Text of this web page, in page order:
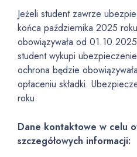
Jeżeli student zawrze
końca października 2025
obowiązywała od
student wykupi
ochrona będzie
opłaceniu składki.
roku.
Dane kontaktowe w celu
szczegółowych informacji: